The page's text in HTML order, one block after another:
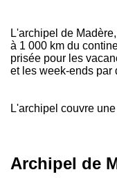
L'archipel de
à 1 000 km du
prisée pour les
et les week-ends par
L'archipel couvre
Archipel de